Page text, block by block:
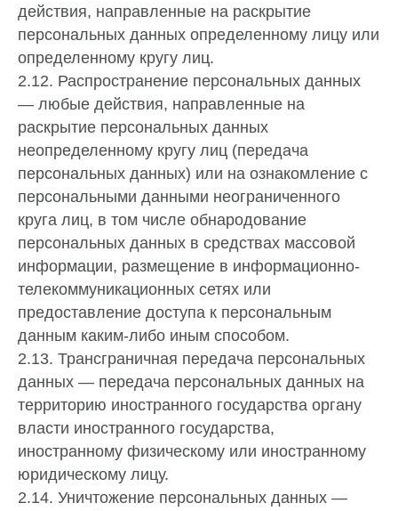
действия, направленные на раскрытие
персональных данных определенному лицу или
определенному кругу лиц.
2.12. Распространение персональных данных
— любые действия, направленные на
раскрытие персональных данных
неопределенному кругу лиц (передача
персональных данных) или на ознакомление с
персональными данными неограниченного
круга лиц, в том числе обнародование
персональных данных в средствах массовой
информации, размещение в информационно-
телекоммуникационных сетях или
предоставление доступа к персональным
данным каким-либо иным способом.
2.13. Трансграничная передача персональных
данных — передача персональных данных на
территорию иностранного государства органу
власти иностранного государства,
иностранному физическому или иностранному
юридическому лицу.
2.14. Уничтожение персональных данных —